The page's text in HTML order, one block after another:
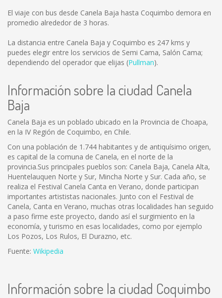
El viaje con bus desde Canela Baja hasta Coquimbo demora en
promedio alrededor de 3 horas.
La distancia entre Canela Baja y Coquimbo es 247 kms y
puedes elegir entre los servicios de Semi Cama, Salón Cama;
dependiendo del operador que elijas (Pullman).
Información sobre la ciudad Canela
Baja
Canela Baja es un poblado ubicado en la Provincia de Choapa,
en la IV Región de Coquimbo, en Chile.
Con una población de 1.744 habitantes y de antiquísimo origen,
es capital de la comuna de Canela, en el norte de la
provincia.Sus principales pueblos son: Canela Baja, Canela Alta,
Huentelauquen Norte y Sur, Mincha Norte y Sur. Cada año, se
realiza el Festival Canela Canta en Verano, donde participan
importantes artististas nacionales. Junto con el Festival de
Canela, Canta en Verano, muchas otras localidades han seguido
a paso firme este proyecto, dando así el surgimiento en la
economía, y turismo en esas localidades, como por ejemplo
Los Pozos, Los Rulos, El Durazno, etc.
Fuente: Wikipedia
Información sobre la ciudad Coquimbo